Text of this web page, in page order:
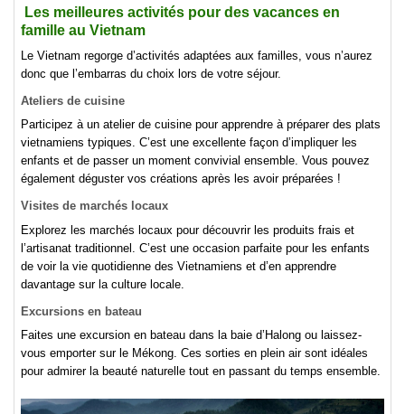
Les meilleures activités pour des vacances en
famille au Vietnam
Le Vietnam regorge d’activités adaptées aux familles, vous n’aurez
donc que l’embarras du choix lors de votre séjour.
Ateliers de cuisine
Participez à un atelier de cuisine pour apprendre à préparer des plats
vietnamiens typiques. C’est une excellente façon d’impliquer les
enfants et de passer un moment convivial ensemble. Vous pouvez
également déguster vos créations après les avoir préparées !
Visites de marchés locaux
Explorez les marchés locaux pour découvrir les produits frais et
l’artisanat traditionnel. C’est une occasion parfaite pour les enfants
de voir la vie quotidienne des Vietnamiens et d’en apprendre
davantage sur la culture locale.
Excursions en bateau
Faites une excursion en bateau dans la baie d’Halong ou laissez-
vous emporter sur le Mékong. Ces sorties en plein air sont idéales
pour admirer la beauté naturelle tout en passant du temps ensemble.